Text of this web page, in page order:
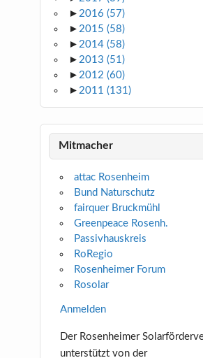
► 2016(57)
► 2015(58)
► 2014(58)
► 2013(51)
► 2012(60)
► 2011(131)
Mitmacher
attac Rosenheim
Bund Naturschutz
fairquer Bruckmühl
Greenpeace Rosenh.
Passivhauskreis
RoRegio
Rosenheimer Forum
Rosolar
Anmelden
Der Rosenheimer
unterstützt von der